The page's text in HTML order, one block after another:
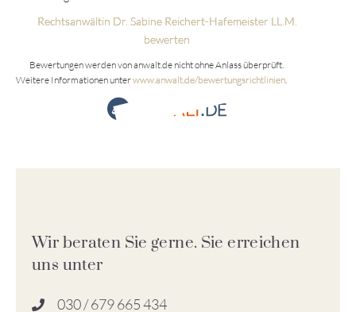
Rechtsanwältin Dr. Sabine Reichert-Hafemeister LL.M.
bewerten
Bewertungen werden von anwalt.de nicht ohne Anlass überprüft.
Weitere Informationen unterwww.anwalt.de/bewertungsrichtlinien
Wir beraten Sie gerne. Sie erreichen
uns unter
030 / 679 665 434